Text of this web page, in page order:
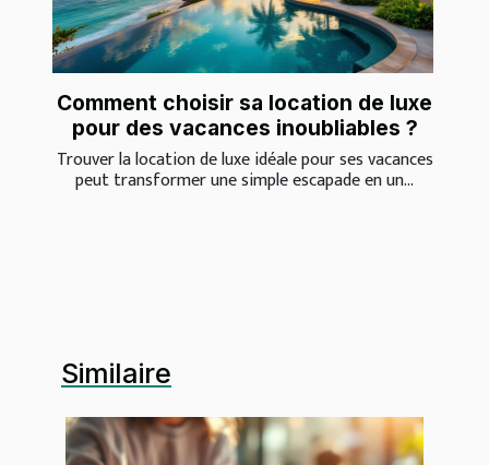
Comment choisir sa location de luxe
pour des vacances inoubliables ?
Trouver la location de luxe idéale pour ses vacances
peut transformer une simple escapade en un...
Similaire